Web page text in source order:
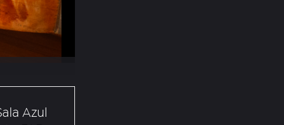
Azul